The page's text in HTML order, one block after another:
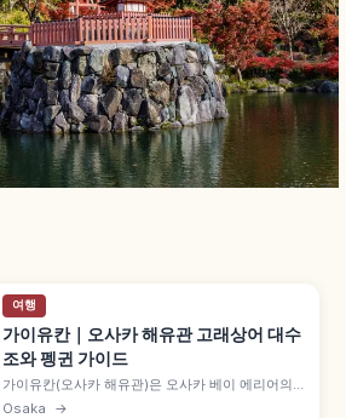
여행
가이유칸｜오사카 해유관 고래상어 대수
조와 펭귄 가이드
가이유칸(오사카 해유관)은 오사카 베이 에리어의
대표 수족관입니다. 태평양 대수조의 고래상어, 그
Osaka →